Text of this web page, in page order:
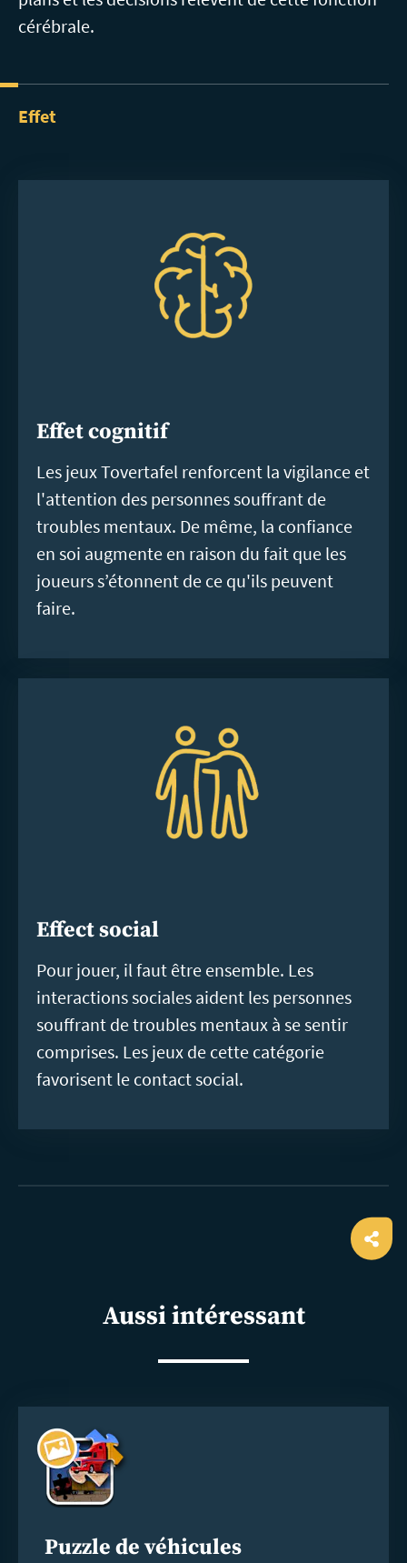
cérébrale.
Effet
Effet cognitif
Les jeux Tovertafel renforcent la vigilance et
l'attention des personnes souffrant de
troubles mentaux. De même, la confiance
en soi augmente en raison du fait que les
joueurs s’étonnent de ce qu'ils peuvent
faire.
Effect social
Pour jouer, il faut être ensemble. Les
interactions sociales aident les personnes
souffrant de troubles mentaux à se sentir
comprises. Les jeux de cette catégorie
favorisent le contact social.
Aussi intéressant
Puzzle de véhicules
savoir
plus